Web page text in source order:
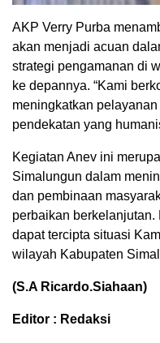
AKP Verry Purba
akan menjadi acuan
strategi pengamanan di
ke depannya. “Kami
meningkatkan
pendekatan yang
Kegiatan Anev ini
Simalungun dalam
dan pembinaan
perbaikan
dapat tercipta situasi
wilayah Kabupaten
(S.A Ricardo.Siahaan)
Editor : Redaksi